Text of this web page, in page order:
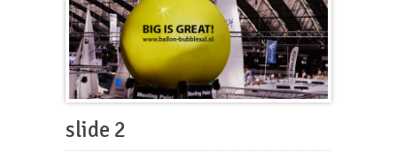
slide 2